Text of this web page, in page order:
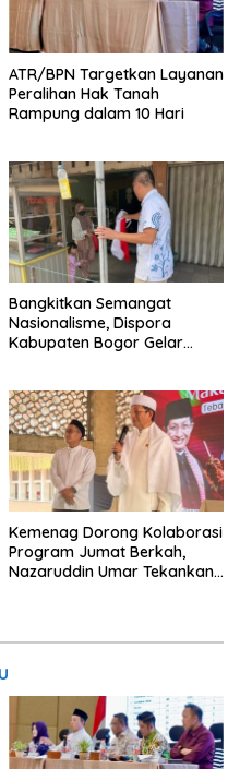
ATR/BPN Targetkan Layanan
Peralihan Hak Tanah
Rampung dalam 10 Hari
Bangkitkan Semangat
Nasionalisme, Dispora
Kabupaten Bogor Gelar
Kemenag Dorong Kolaborasi
Program Jumat Berkah,
Nazaruddin Umar Tekankan